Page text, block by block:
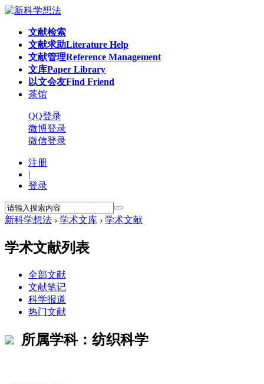
文献检索
文献求助Literature Help
文献管理Reference Management
文库Paper Library
以文会友Find Friend
茶馆
QQ登录
微博登录
微信登录
注册
|
登录
新科学想法 › 学术文库 › 学术文献
学术文献列表
全部文献
文献笔记
科学报道
热门文献
所属学科：纺织科学